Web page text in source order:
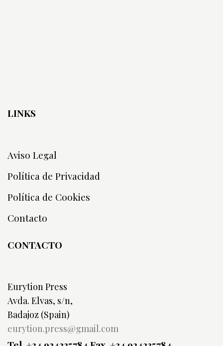
LINKS
Aviso Legal
Política de Privacidad
Política de Cookies
Contacto
CONTACTO
Eurytion Press
Avda. Elvas, s/n,
Badajoz (Spain)
eurytion.press@gmail.com